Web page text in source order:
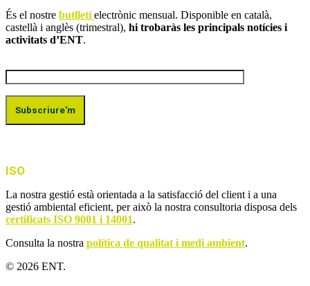
És el nostre butlletí electrònic mensual. Disponible en català,
castellà i anglès (trimestral), hi trobaràs les principals notícies i
activitats d’ENT.
ISO
La nostra gestió està orientada a la satisfacció del client i a una
gestió ambiental eficient, per això la nostra consultoria disposa dels
certificats ISO 9001 i 14001.
Consulta la nostra política de qualitat i medi ambient.
© 2026 ENT.